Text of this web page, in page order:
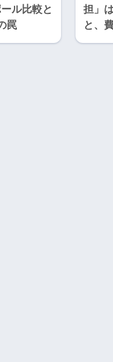
ル比較と
罠
担」
と、